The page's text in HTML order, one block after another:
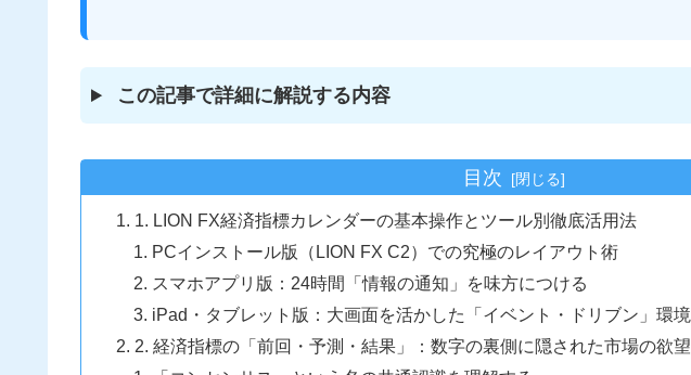
この記事で詳細に解説する内容
目次
1. LION FX経済指標カレンダーの基本操作とツール別徹底活用法
PCインストール版（LION FX C2）での究極のレイアウト術
スマホアプリ版：24時間「情報の通知」を味方につける
iPad・タブレット版：大画面を活かした「イベント・ドリブン」環境
2. 経済指標の「前回・予測・結果」：数字の裏側に隠された市場の欲望